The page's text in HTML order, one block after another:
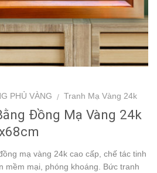
PHỦ VÀNG / Tranh Mạ Vàng 24k
Đồng Mạ Vàng 24k
mạ vàng 24k cao cấp, chế tác tinh
mềm mại, phóng khoáng. Bức tranh